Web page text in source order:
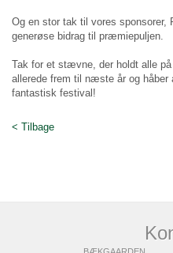
Og en stor tak til vores sponsorer,
generøse bidrag til præmiepuljen.
Tak for et stævne, der holdt alle
allerede frem til næste år og håber
fantastisk festival!
< Tilbage